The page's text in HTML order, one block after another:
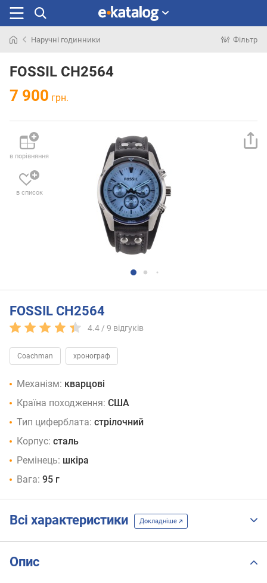
раніше
Наручні годинники Фільтр
FOSSIL CH2564
7 900 грн.
в порівняння
в список
FOSSIL CH2564
4.4 /9 відгуків
Coachman хронограф
Механізм: кварцові
Країна походження: США
Тип циферблата: стрілочний
Корпус: сталь
Ремінець: шкіра
Вага: 95 г
Всі характеристики Докладніше
Опис